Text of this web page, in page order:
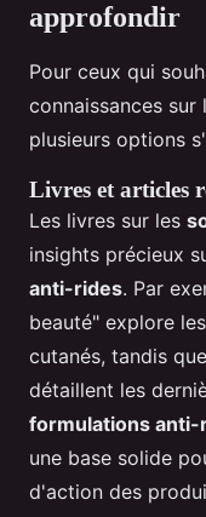
approfondir
Pour ceux qui
connaissances sur
plusieurs options
Livres et articles
Les livres sur les
insights précieux
anti-rides. Par
beauté" explore
cutanés, tandis
détaillent les
formulations anti-
une base solide
d'action des